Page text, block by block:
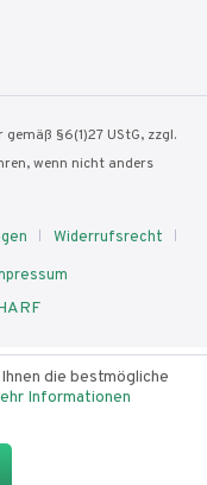
§6(1)27 UStG, zzgl.
wenn nicht anders
Widerrufsrecht
die bestmögliche
Informationen